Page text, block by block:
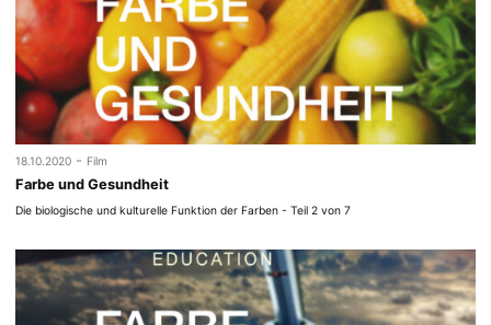
18.10.2020 - Film
Farbe und Gesundheit
Die biologische und kulturelle Funktion der Farben - Teil 2 von 7